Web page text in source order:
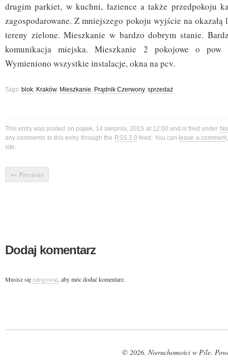
drugim parkiet, w kuchni, łazience a także przedpokoju
zagospodarowane. Z mniejszego pokoju wyjście na
tereny zielone. Mieszkanie w bardzo dobrym stanie.
komunikacja miejska. Mieszkanie 2 pokojowe o
Wymieniono wszystkie instalacje, okna na pcv.
Tags: blok, Kraków, Mieszkanie, Prądnik Czerwony, sprzedaż
This entry was posted on piątek, 14 sierpnia, 2015 at 12:00 and is filed under
any comments to this entry through the RSS 2.0 feed. You can leave a comment
site.
← Previous
Dodaj komentarz
Musisz sięzalogować, aby móc dodać komentarz.
© 2026. Nieruchomości w Pile.